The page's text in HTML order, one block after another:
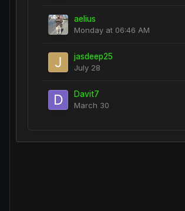
aelius
Monday at 06:46 AM
jasdeep25
July 28
Davit7
March 30